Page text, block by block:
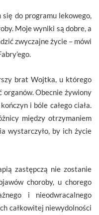
się do programu lekowego,
Moje wyniki są dobre, a
zwyczajne życie – mówi
brat Wojtka, u którego
organów. Obecnie żywiony
i bóle całego ciała.
między otrzymaniem
wystarczyło, by ich życie
zastępczą nie zostanie
choroby, u chorego
i nieodwracalnego
całkowitej niewydolności